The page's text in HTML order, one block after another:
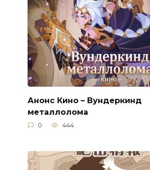
Анонс Кино – Вундеркинд
металлолома
0 444